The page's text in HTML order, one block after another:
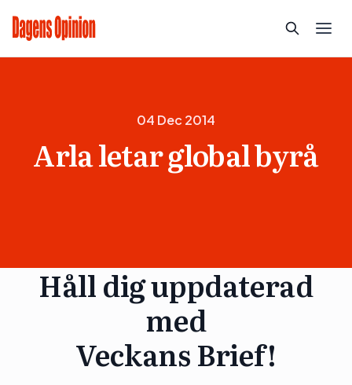
04 Dec 2014
Arla letar global byrå
Håll dig uppdaterad
med
Veckans Brief!